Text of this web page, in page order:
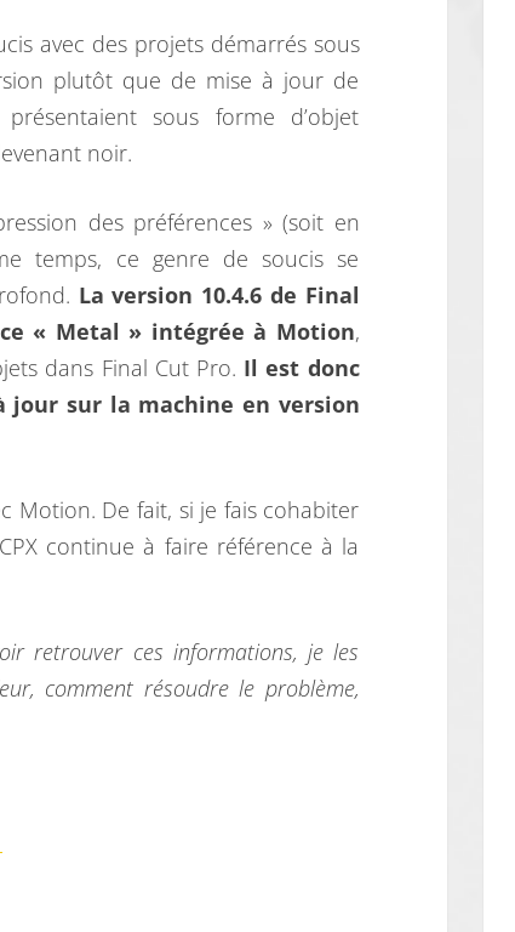
avec des projets démarrés sous
plutôt que de mise à jour de
sous forme d’objet
noir.
des préférences » (soit en
temps, ce genre de soucis se
La version 10.4.6 de Final
« Metal » intégrée à Motion,
dans Final Cut Pro. Il est donc
jour sur la machine en version
Motion. De fait, si je fais cohabiter
continue à faire référence à la
retrouver ces informations, je les
comment résoudre le problème,